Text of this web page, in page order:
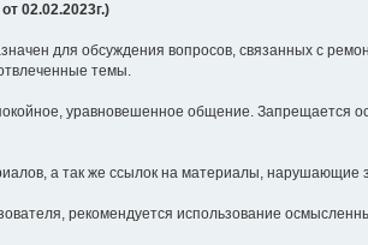
02.02.2023г.)
для обсуждения вопросов, связанных с
темы.
уравновешенное общение. Запрещается
а так же ссылок на материалы, нарушающие
рекомендуется использование